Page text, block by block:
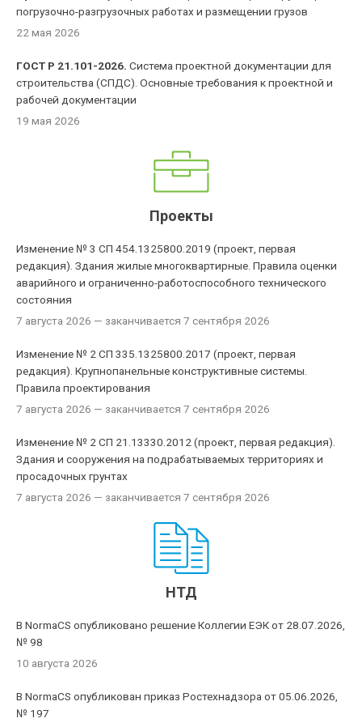
погрузочно-разгрузочных работах и размещении грузов
22 мая 2026
ГОСТ Р 21.101-2026. Система проектной документации для
строительства (СПДС). Основные требования к проектной и
рабочей документации
19 мая 2026
Проекты
Изменение № 3 СП 454.1325800.2019 (проект, первая
редакция). Здания жилые многоквартирные. Правила оценки
аварийного и ограниченно-работоспособного технического
состояния
7 августа 2026 — заканчивается 7 сентября 2026
Изменение № 2 СП 335.1325800.2017 (проект, первая
редакция). Крупнопанельные конструктивные системы.
Правила проектирования
7 августа 2026 — заканчивается 7 сентября 2026
Изменение № 2 СП 21.13330.2012 (проект, первая редакция).
Здания и сооружения на подрабатываемых территориях и
просадочных грунтах
7 августа 2026 — заканчивается 7 сентября 2026
НТД
В NormaCS опубликовано решение Коллегии ЕЭК от 28.07.2026,
№ 98
10 августа 2026
В NormaCS опубликован приказ Ростехнадзора от 05.06.2026,
№ 197